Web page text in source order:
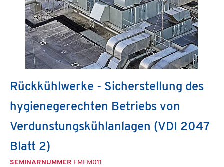
Rückkühlwerke - Sicherstellung des
hygienegerechten Betriebs von
Verdunstungskühlanlagen (VDI 2047
Blatt 2)
SEMINARNUMMER FMFM011